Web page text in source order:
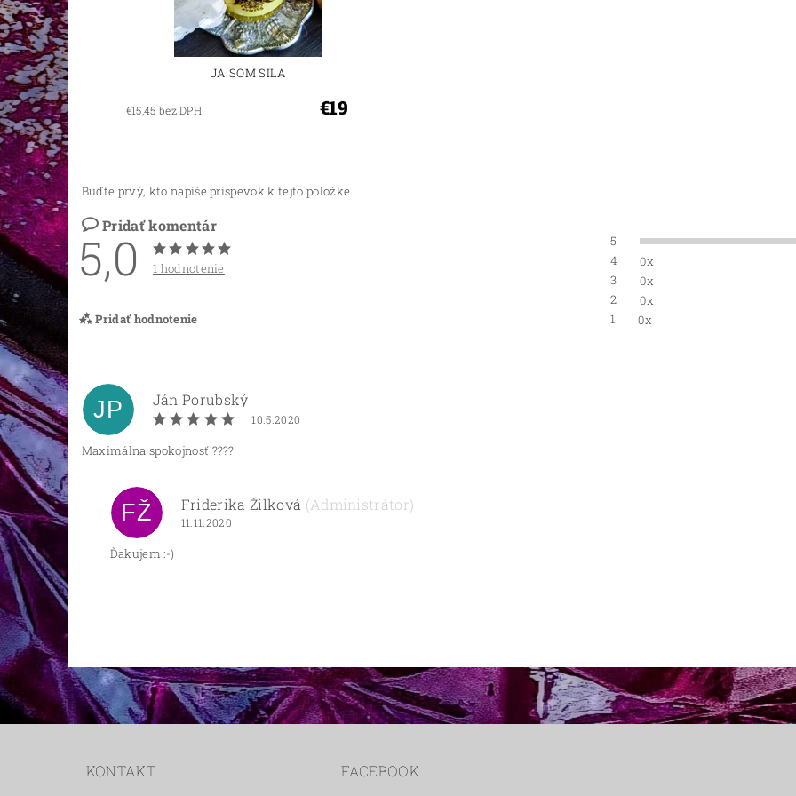
JA SOM SILA
€15,45 bez DPH €19
Buďte prvý, kto napíše príspevok k tejto položke.
Pridať komentár
5,0 1 hodnotenie
Pridať hodnotenie
5
4
0x
3
0x
2
0x
1
0x
JP
Ján Porubský
| 10.5.2020
Maximálna spokojnosť ????
FŽ Friderika Žilková (Administrátor)
11.11.2020
Ďakujem :-)
KONTAKT FACEBOOK